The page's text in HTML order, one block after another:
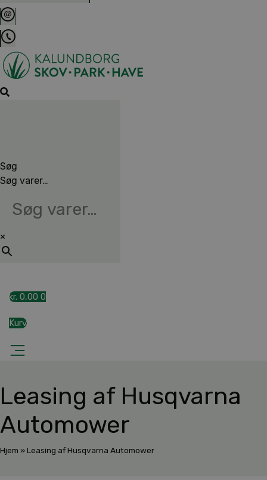
Søg
Søg varer…
×
kr. 0,00 0
Kurv
Leasing af Husqvarna
Automower
Hjem »Leasing af Husqvarna Automower